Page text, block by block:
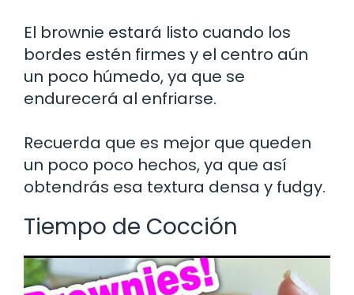
El brownie estará listo cuando los
bordes estén firmes y el centro aún
un poco húmedo, ya que se
endurecerá al enfriarse.
Recuerda que es mejor que queden
un poco poco hechos, ya que así
obtendrás esa textura densa y fudgy.
Tiempo de Cocción